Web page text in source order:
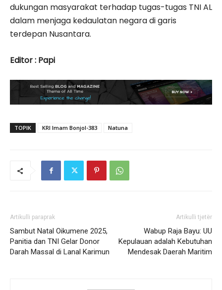
dukungan masyarakat terhadap tugas-tugas TNI AL
dalam menjaga kedaulatan negara di garis
terdepan Nusantara.
Editor : Papi
TOPIK KRI Imam Bonjol-383 Natuna
Artikulli paraprak
Sambut Natal Oikumene 2025,
Panitia dan TNI Gelar Donor
Darah Massal di Lanal Karimun
Artikulli tjetër
Wabup Raja Bayu: UU
Kepulauan adalah Kebutuhan
Mendesak Daerah Maritim